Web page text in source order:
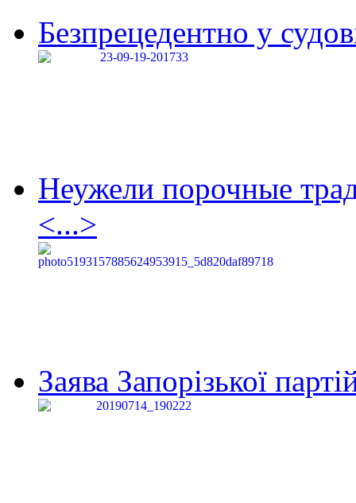
Безпрецедентно у
Неужели порочные
<...>
Заява Запорізької